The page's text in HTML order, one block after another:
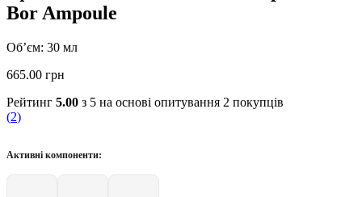
Bor Ampoule
Об’єм: 30 мл
665.00 грн
Рейтинг 5.00 з 5 на основі опитування 2 покупців
(2)
Активні компоненти: